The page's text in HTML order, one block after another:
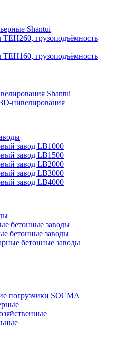
Shantui
TEH260, грузоподъёмность
TEH160, грузоподъёмность
Shantui
нивелирования
завод LB1000
завод LB1500
завод LB2000
завод LB3000
завод LB4000
бетонные заводы
бетонные заводы
бетонные заводы
погрузчики SOCMA